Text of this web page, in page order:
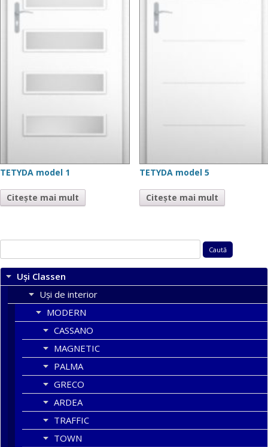
TETYDA model 1
Citește mai mult
TETYDA model 5
Citește mai mult
după:
Uși Classen
Uși de interior
MODERN
CASSANO
MAGNETIC
PALMA
GRECO
ARDEA
TRAFFIC
TOWN